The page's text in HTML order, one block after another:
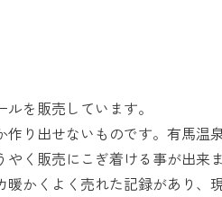
を販売しています。
り出せないものです。有馬温
く販売にこぎ着ける事が出来ま
かくよく売れた記録があり、